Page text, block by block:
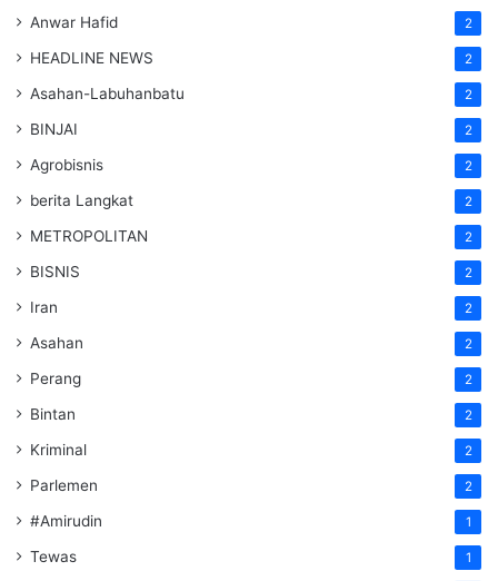
Anwar Hafid 2
HEADLINE NEWS 2
Asahan-Labuhanbatu 2
BINJAI 2
Agrobisnis 2
berita Langkat 2
METROPOLITAN 2
BISNIS 2
Iran 2
Asahan 2
Perang 2
Bintan 2
Kriminal 2
Parlemen 2
#Amirudin 1
Tewas 1